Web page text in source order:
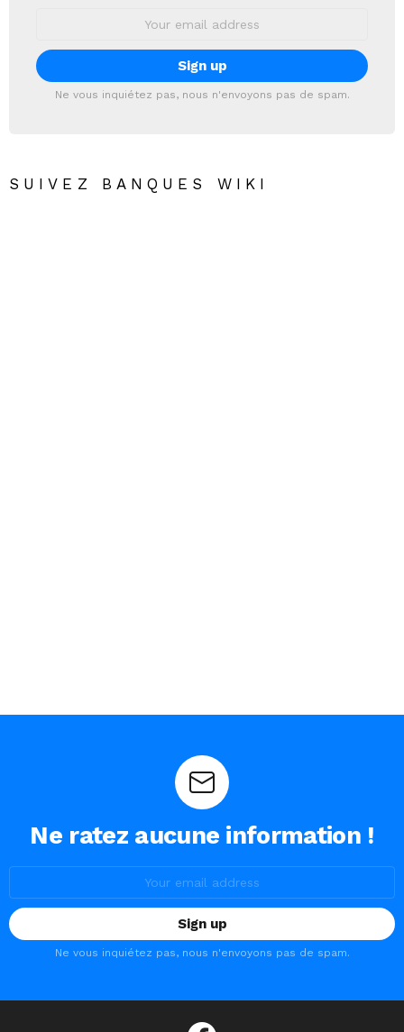
Ne vous inquiétez pas, nous n'envoyons pas de spam.
SUIVEZ BANQUES WIKI
Ne ratez aucune information !
Ne vous inquiétez pas, nous n'envoyons pas de spam.
facebook